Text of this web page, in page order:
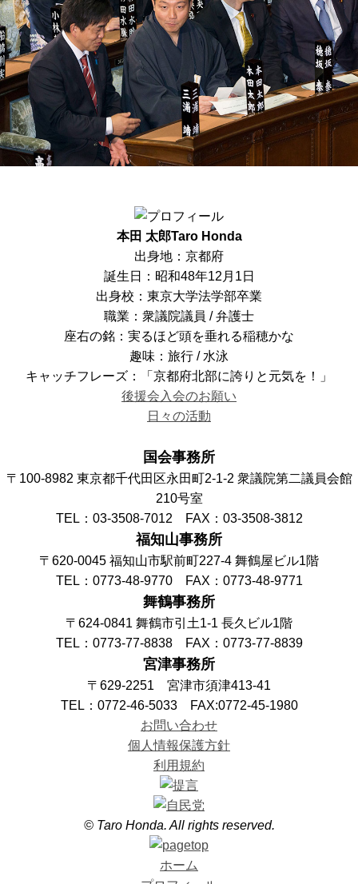
本田 太郎Taro Honda
出身地：京都府
誕生日：昭和48年12月1日
出身校：東京大学法学部卒業
職業：衆議院議員 / 弁護士
座右の銘：実るほど頭を垂れる稲穂かな
趣味：旅行 / 水泳
キャッチフレーズ：「京都府北部に誇りと元気を！」
後援会入会のお願い
日々の活動
国会事務所
〒100-8982 東京都千代田区永田町2-1-2 衆議院第二議員会館
210号室
TEL：03-3508-7012 FAX：03-3508-3812
福知山事務所
〒620-0045 福知山市駅前町227-4 舞鶴屋ビル1階
TEL：0773-48-9770 FAX：0773-48-9771
舞鶴事務所
〒624-0841 舞鶴市引土1-1 長久ビル1階
TEL：0773-77-8838 FAX：0773-77-8839
宮津事務所
〒629-2251 宮津市須津413-41
TEL：0772-46-5033 FAX:0772-45-1980
お問い合わせ
個人情報保護方針
利用規約
© Taro Honda. All rights reserved.
ホーム